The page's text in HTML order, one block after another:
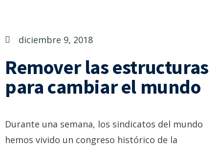
diciembre 9, 2018
Remover las estructuras
para cambiar el mundo
Durante una semana, los sindicatos del mundo
hemos vivido un congreso histórico de la